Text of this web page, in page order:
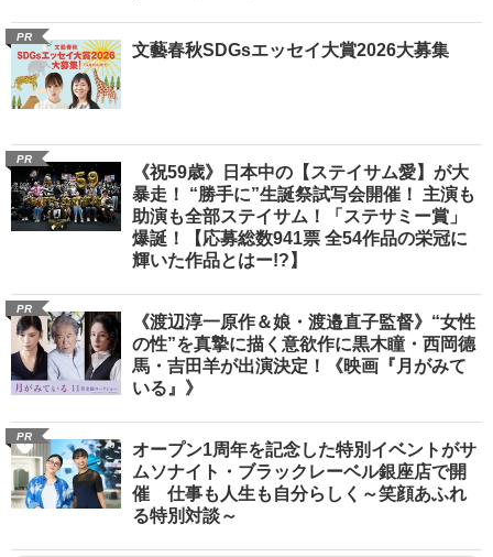
PR
文藝春秋SDGsエッセイ大賞2026大募集
PR
《祝59歳》日本中の【ステイサム愛】が大
暴走！ “勝手に”生誕祭試写会開催！ 主演も
助演も全部ステイサム！「ステサミー賞」
爆誕！【応募総数941票 全54作品の栄冠に
輝いた作品とはー!?】
PR
《渡辺淳一原作＆娘・渡邉直子監督》“女性
の性”を真摯に描く意欲作に黒木瞳・西岡德
馬・吉田羊が出演決定！《映画『月がみて
いる』》
PR
オープン1周年を記念した特別イベントがサ
ムソナイト・ブラックレーベル銀座店で開
催 仕事も人生も自分らしく～笑顔あふれ
る特別対談～